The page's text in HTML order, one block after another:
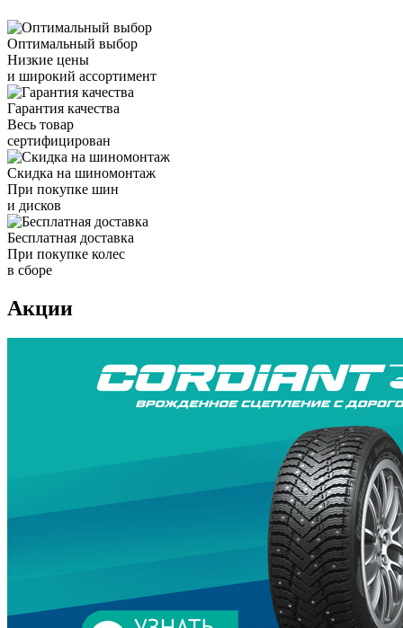
Оптимальный выбор
Низкие цены
и широкий ассортимент
Гарантия качества
Весь товар
сертифицирован
Скидка на шиномонтаж
При покупке шин
и дисков
Бесплатная доставка
При покупке колес
в сборе
Акции